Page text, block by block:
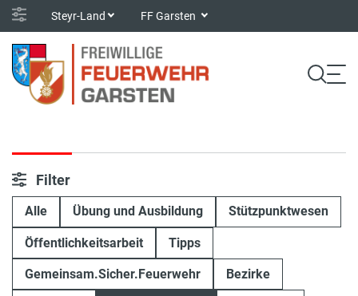
Steyr-Land FF Garsten
Filter
Alle Übung und Ausbildung Stützpunktwesen
Öffentlichkeitsarbeit Tipps
Gemeinsam.Sicher.Feuerwehr Bezirke